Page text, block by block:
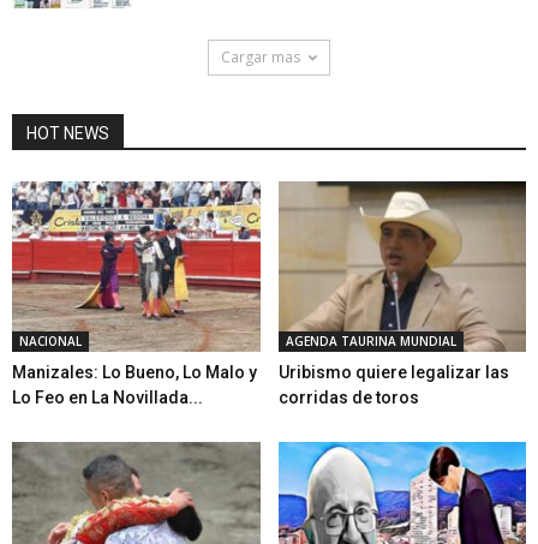
Cargar mas
HOT NEWS
NACIONAL
Manizales: Lo Bueno, Lo Malo y
Lo Feo en La Novillada...
AGENDA TAURINA MUNDIAL
Uribismo quiere legalizar las
corridas de toros